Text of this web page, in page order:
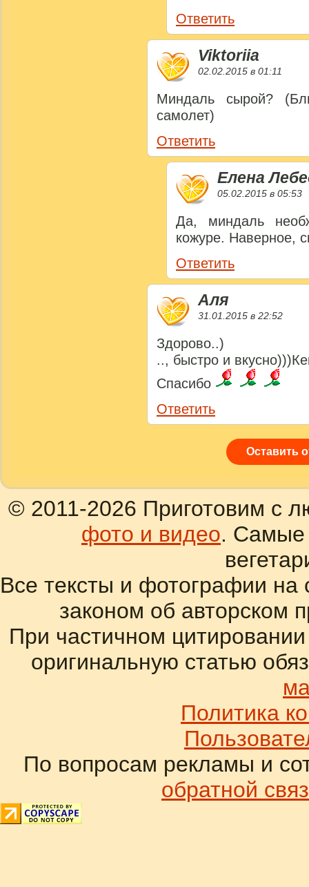
Ответить
Viktoriia
02.02.2015 в 01:11
Миндаль сырой?
самолет)
Ответить
Елена
05.02.2015 в 05:53
Да, миндаль
кожуре. Наверное,
Ответить
Аля
31.01.2015 в 22:52
Здорово..)
.., быстро и
Спасибо
Ответить
Оставить
© 2011-2026 Приготовим с
фото и видео. Самые
Все тексты и фотографии
законом об авторском
При частичном
оригинальную статью
Политика
По вопросам рекламы и
обратной